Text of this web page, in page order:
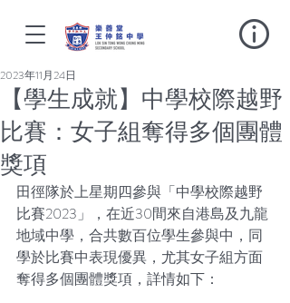
【學生成就】中學校際越野
比賽：女子組奪得多個團體
獎項
2023年11月24日
田徑隊於上星期四參與「中學校際越野
比賽2023」，在近30間來自港島及九龍
地域中學，合共數百位學生參與中，同
學於比賽中表現優異，尤其女子組方面
奪得多個團體獎項，詳情如下：